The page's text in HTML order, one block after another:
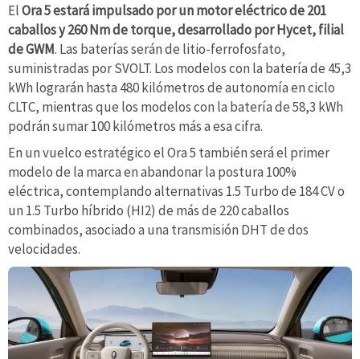
ElOra 5 estará impulsado por un motor eléctrico de 201
caballos y 260 Nm de torque, desarrollado por Hycet, filial
de GWM. Las baterías serán de litio-ferrofosfato,
suministradas por SVOLT. Los modelos con la batería de 45,3
kWh lograrán hasta 480 kilómetros de autonomía en ciclo
CLTC, mientras que los modelos con la batería de 58,3 kWh
podrán sumar 100 kilómetros más a esa cifra.
En un vuelco estratégico el Ora 5 también será el primer
modelo de la marca en abandonar la postura 100%
eléctrica, contemplando alternativas 1.5 Turbo de 184 CV o
un 1.5 Turbo híbrido (HI2) de más de 220 caballos
combinados, asociado a una transmisión DHT de dos
velocidades.